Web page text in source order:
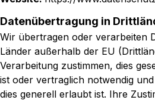
Datenübertragung in
Wir übertragen oder verarbeiten
Länder außerhalb der EU
Verarbeitung zustimmen, dies
ist oder vertraglich notwendig
dies generell erlaubt ist. Ihre